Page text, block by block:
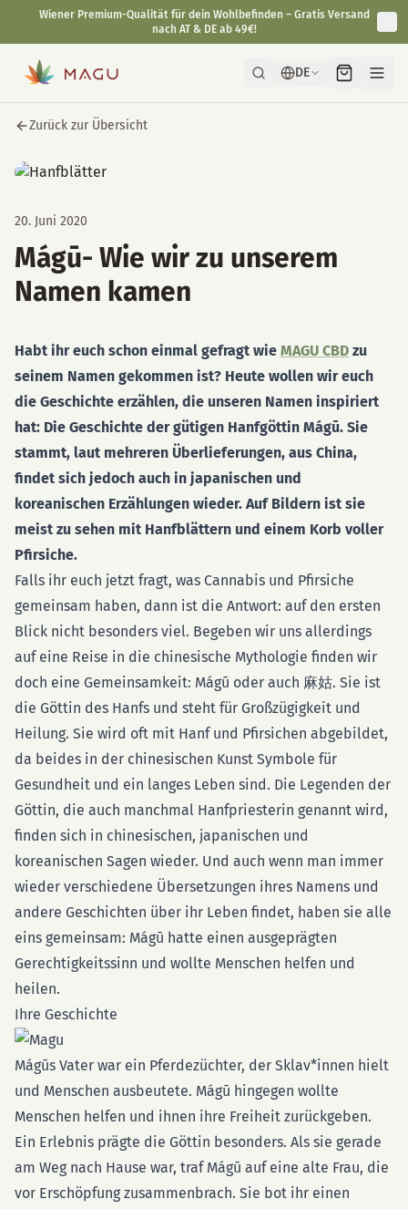
DE
Zurück zur Übersicht
20. Juni 2020
Mágū- Wie wir zu unserem
Namen kamen
Habt ihr euch schon einmal gefragt wie MAGU CBD zu
seinem Namen gekommen ist? Heute wollen wir euch
die Geschichte erzählen, die unseren Namen inspiriert
hat: Die Geschichte der gütigen Hanfgöttin Mágū. Sie
stammt, laut mehreren Überlieferungen, aus China,
findet sich jedoch auch in japanischen und
koreanischen Erzählungen wieder. Auf Bildern ist sie
meist zu sehen mit Hanfblättern und einem Korb voller
Pfirsiche.
Falls ihr euch jetzt fragt, was Cannabis und Pfirsiche
gemeinsam haben, dann ist die Antwort: auf den ersten
Blick nicht besonders viel. Begeben wir uns allerdings
auf eine Reise in die chinesische Mythologie finden wir
doch eine Gemeinsamkeit: Mágū oder auch 麻姑. Sie ist
die Göttin des Hanfs und steht für Großzügigkeit und
Heilung. Sie wird oft mit Hanf und Pfirsichen abgebildet,
da beides in der chinesischen Kunst Symbole für
Gesundheit und ein langes Leben sind. Die Legenden der
Göttin, die auch manchmal Hanfpriesterin genannt wird,
finden sich in chinesischen, japanischen und
koreanischen Sagen wieder. Und auch wenn man immer
wieder verschiedene Übersetzungen ihres Namens und
andere Geschichten über ihr Leben findet, haben sie alle
eins gemeinsam: Mágū hatte einen ausgeprägten
Gerechtigkeitssinn und wollte Menschen helfen und
heilen.
Ihre Geschichte
Mágūs Vater war ein Pferdezüchter, der Sklav*innen hielt
und Menschen ausbeutete. Mágū hingegen wollte
Menschen helfen und ihnen ihre Freiheit zurückgeben.
Ein Erlebnis prägte die Göttin besonders. Als sie gerade
am Weg nach Hause war, traf Mágū auf eine alte Frau, die
vor Erschöpfung zusammenbrach. Sie bot ihr einen
Wiener Premium-Qualität für dein Wohlbefinden – Gratis Versand
nach AT & DE ab 49€!